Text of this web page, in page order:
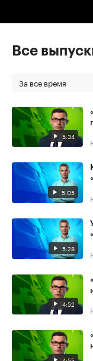
Все
За все время
5:34
5:05
5:28
4:52